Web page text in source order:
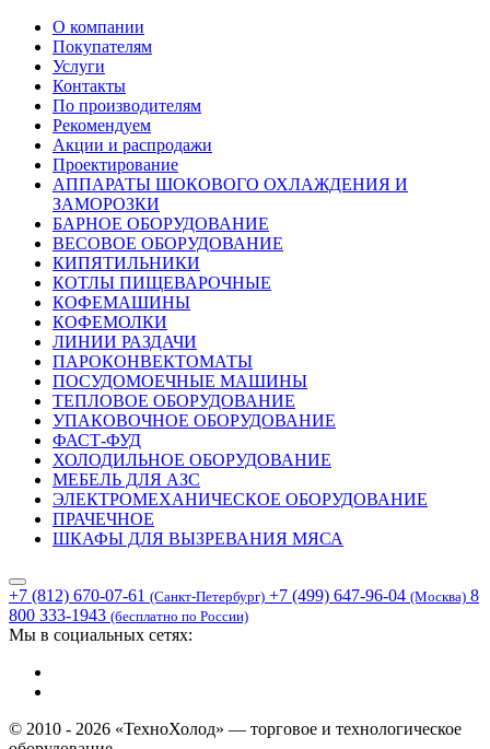
О компании
Покупателям
Услуги
Контакты
По производителям
Рекомендуем
Акции и распродажи
Проектирование
АППАРАТЫ ШОКОВОГО ОХЛАЖДЕНИЯ И
ЗАМОРОЗКИ
БАРНОЕ ОБОРУДОВАНИЕ
ВЕСОВОЕ ОБОРУДОВАНИЕ
КИПЯТИЛЬНИКИ
КОТЛЫ ПИЩЕВАРОЧНЫЕ
КОФЕМАШИНЫ
КОФЕМОЛКИ
ЛИНИИ РАЗДАЧИ
ПАРОКОНВЕКТОМАТЫ
ПОСУДОМОЕЧНЫЕ МАШИНЫ
ТЕПЛОВОЕ ОБОРУДОВАНИЕ
УПАКОВОЧНОЕ ОБОРУДОВАНИЕ
ФАСТ-ФУД
ХОЛОДИЛЬНОЕ ОБОРУДОВАНИЕ
МЕБЕЛЬ ДЛЯ АЗС
ЭЛЕКТРОМЕХАНИЧЕСКОЕ ОБОРУДОВАНИЕ
ПРАЧЕЧНОЕ
ШКАФЫ ДЛЯ ВЫЗРЕВАНИЯ МЯСА
+7 (812) 670-07-61 (Санкт-Петербург) +7 (499) 647-96-04 (Москва) 8
800 333-1943 (бесплатно по России)
Мы в социальных сетях:
© 2010 - 2026 «ТехноХолод» — торговое и технологическое